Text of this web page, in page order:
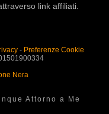
link affiliati.
- Preferenze Cookie
Nera
Attorno a Me